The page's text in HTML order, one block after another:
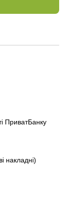
ПриватБанку
накладні)